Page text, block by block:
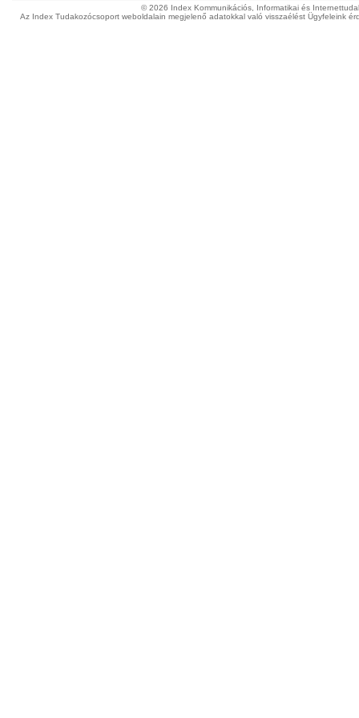
© 2026 Index Kommunikációs, Informatikai és
Az Index Tudakozócsoport weboldalain megjelenő adatokkal való visszaélést Ügyfeleink